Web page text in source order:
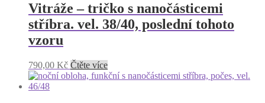
Vitráže – tričko s nanočásticemi
stříbra. vel. 38/40, poslední tohoto
vzoru
790,00 Kč Čtěte více